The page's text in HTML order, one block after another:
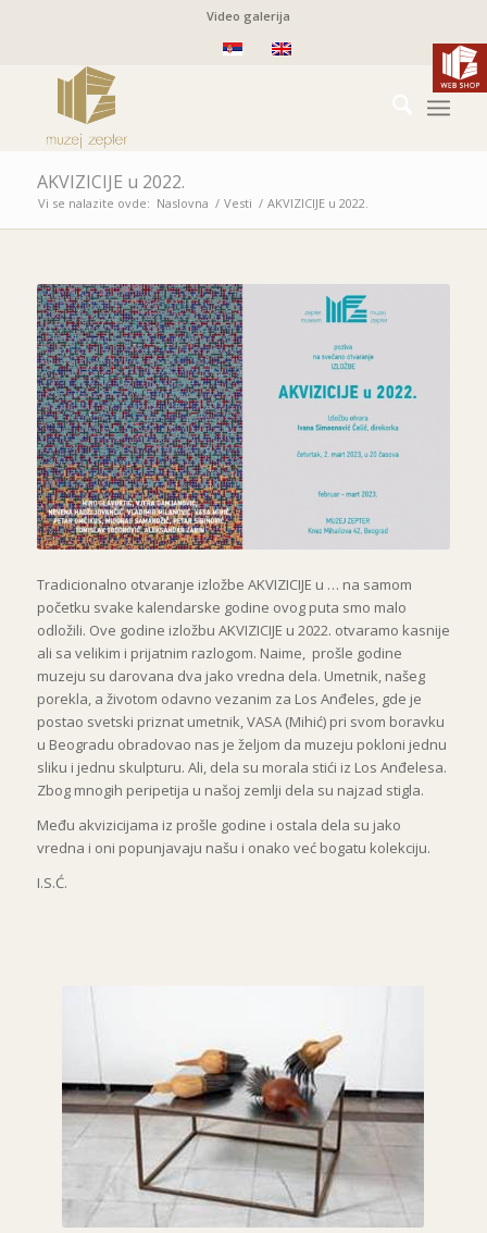
Video galerija
AKVIZICIJE u 2022.
Vi se nalazite ovde: Naslovna / Vesti / AKVIZICIJE u 2022.
Tradicionalno otvaranje izložbe AKVIZICIJE u … na samom
početku svake kalendarske godine ovog puta smo malo
odložili. Ove godine izložbu AKVIZICIJE u 2022. otvaramo kasnije
ali sa velikim i prijatnim razlogom. Naime, prošle godine
muzeju su darovana dva jako vredna dela. Umetnik, našeg
porekla, a životom odavno vezanim za Los Anđeles, gde je
postao svetski priznat umetnik, VASA (Mihić) pri svom boravku
u Beogradu obradovao nas je željom da muzeju pokloni jednu
sliku i jednu skulpturu. Ali, dela su morala stići iz Los Anđelesa.
Zbog mnogih peripetija u našoj zemlji dela su najzad stigla.
Među akvizicijama iz prošle godine i ostala dela su jako
vredna i oni popunjavaju našu i onako već bogatu kolekciju.
I.S.Ć.